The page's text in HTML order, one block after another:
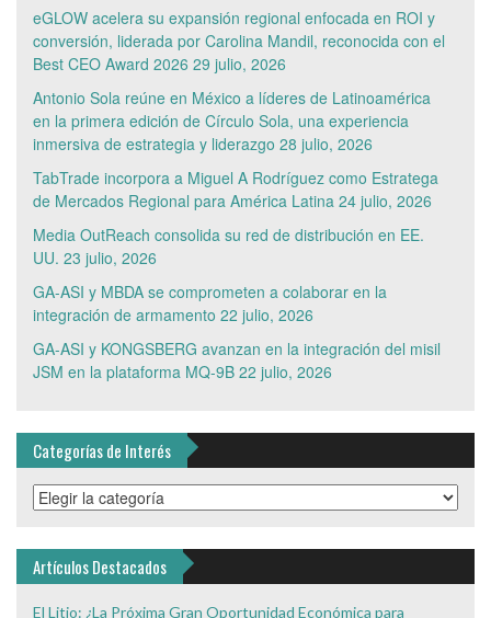
eGLOW acelera su expansión regional enfocada en ROI y
conversión, liderada por Carolina Mandil, reconocida con el
Best CEO Award 2026 29 julio, 2026
Antonio Sola reúne en México a líderes de Latinoamérica
en la primera edición de Círculo Sola, una experiencia
inmersiva de estrategia y liderazgo 28 julio, 2026
TabTrade incorpora a Miguel A Rodríguez como Estratega
de Mercados Regional para América Latina 24 julio, 2026
Media OutReach consolida su red de distribución en EE.
UU. 23 julio, 2026
GA-ASI y MBDA se comprometen a colaborar en la
integración de armamento 22 julio, 2026
GA-ASI y KONGSBERG avanzan en la integración del misil
JSM en la plataforma MQ-9B 22 julio, 2026
Categorías de Interés
Categorías
de
Artículos Destacados
El Litio: ¿La Próxima Gran Oportunidad Económica para